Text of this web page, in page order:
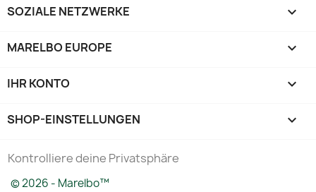
SOZIALE NETZWERKE 
MARELBO EUROPE 
IHR KONTO 
SHOP-EINSTELLUNGEN keyboard_arrow_down
Kontrolliere deine Privatsphäre
© 2026 - Marelbo™